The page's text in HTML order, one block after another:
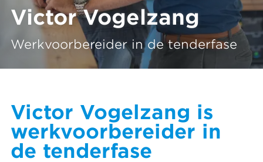
Victor Vogelzang
Werkvoorbereider in de tenderfase
Victor Vogelzang is
werkvoorbereider in
de tenderfase